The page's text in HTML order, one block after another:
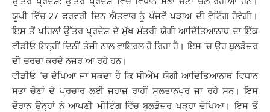
ਯੂਪੀ ਵਿੱਚ 27 ਫਰਵਰੀ ਦਿਨ ਐਤਵਾਰ ਨੂੰ ਪੰਜਵੇਂ ਪੜਾਅ ਦੀ ਵੋਟਿੰਗ ਹੋਵੇਗੀ।
ਇਸ ਤੋਂ ਪਹਿਲਾਂ ਉੱਤਰ ਪ੍ਰਦੇਸ਼ ਦੇ ਮੁੱਖ ਮੰਤਰੀ ਯੋਗੀ ਆਦਿੱਤਿਆਨਾਥ ਦਾ ਇੱਕ
ਵੀਡੀਓ ਇਨ੍ਹੀਂ ਦਿਨੀਂ ਤੇਜ਼ੀ ਨਾਲ ਵਾਇਰਲ ਹੋ ਰਿਹਾ ਹੈ।ਇਸ ‘ਚ ਉਹ ਬੁਲਡੋਜ਼ਰ
ਦੀ ਚਰਚਾ ਕਰਦੇ ਨਜ਼ਰ ਆ ਰਹੇ ਹਨ।
ਵੀਡੀਓ ‘ਚ ਦੇਖਿਆ ਜਾ ਸਕਦਾ ਹੈ ਕਿ ਸੀਐੱਮ ਯੋਗੀ ਆਦਿਤਿਆਨਾਥ ਵਿਧਾਨ
ਸਭਾ ਚੋਣਾਂ ਦੇ ਪ੍ਰਚਾਰ ਲਈ ਜਹਾਜ਼ ਰਾਹੀਂ ਸੁਲਤਾਨਪੁਰ ਜਾ ਰਹੇ ਸਨ। ਇਸ
ਦੌਰਾਨ ਉਨ੍ਹਾਂ ਨੇ ਆਪਣੀ ਮੀਟਿੰਗ ਵਿੱਚ ਬੁਲਡੋਜ਼ਰ ਖੜ੍ਹਾ ਦੇਖਿਆ। ਇਸ ਤੋਂ